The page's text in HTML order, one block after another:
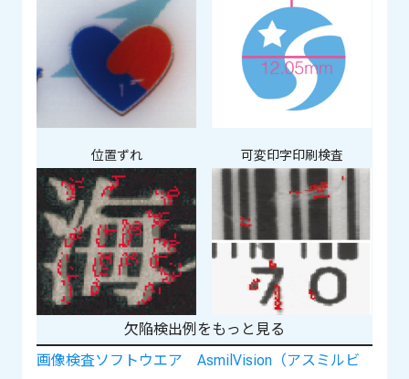
位置ずれ 可変印字印刷検査
欠陥検出例をもっと見る
画像検査ソフトウエア AsmilVision（アスミルビ